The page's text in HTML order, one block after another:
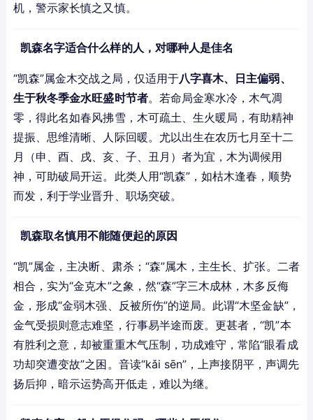
机，警示家长慎之又慎。
凯森名字适合什么样的人，对哪种人是佳名
“凯森”属金木交战之局，仅适用于八字喜木、日主偏弱、
生于秋冬季金水旺盛时节者。若命局金寒水冷，木气凋
零，得此名如春风拂雪，木可疏土、生火暖局，有助精神
提振、思维清晰、人际回暖。尤以出生在农历七月至十二
月（申、酉、戌、亥、子、丑月）者为宜，木为调候用
神，可助破局开运。此类人用“凯森”，如枯木逢春，顺势
而发，利于学业晋升、职场突破。
凯森取名慎用不能随便起的原因
“凯”属金，主决断、肃杀；“森”属木，主生长、扩张。二者
相合，实为“金克木”之象，然“森”字三木成林，木多反侮
金，形成“金弱木强、反被所伤”的逆局。此谓“木坚金缺”，
金气受损则意志难坚，行事易半途而废。更甚者，“凯”本
有胜利之意，却被重重木气压制，功成难守，常陷“眼看成
功却突遭变故”之困。音读“kǎi sēn”，上声接阴平，声调先
扬后抑，暗示运势高开低走，难以为继。